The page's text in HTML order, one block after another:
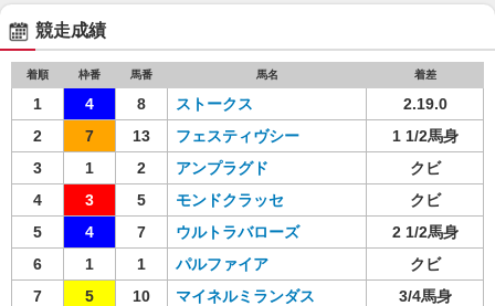
競走成績
着順 枠番 馬番 馬名 着差
1 4 8 ストークス
2.19.0
2
7 13 フェスティヴシー
1 1/2馬身
3
1 2 アンプラグド
クビ
4
3 5 モンドクラッセ
クビ
5
4 7 ウルトラバローズ
2 1/2馬身
6
1 1 パルファイア
クビ
7
5 10 マイネルミランダス
3/4馬身